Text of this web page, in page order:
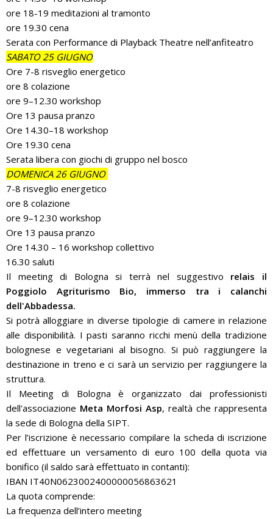
ore 18-19 meditazioni al tramonto
ore 19.30 cena
Serata con Performance di Playback Theatre nell’anfiteatro
SABATO 25 GIUGNO
Ore 7-8 risveglio energetico
ore 8 colazione
ore 9–12.30 workshop
Ore 13 pausa pranzo
Ore 14.30–18 workshop
Ore 19.30 cena
Serata libera con giochi di gruppo nel bosco
DOMENICA 26 GIUGNO
7-8 risveglio energetico
ore 8 colazione
ore 9–12.30 workshop
Ore 13 pausa pranzo
Ore 14.30 – 16 workshop collettivo
16.30 saluti
Il meeting di Bologna si terrà nel suggestivo relais il
Poggiolo Agriturismo Bio, immerso tra i calanchi
dell'Abbadessa.
Si potrà alloggiare in diverse tipologie di camere in relazione
alle disponibilità. I pasti saranno ricchi menù della tradizione
bolognese e vegetariani al bisogno. Si può raggiungere la
destinazione in treno e ci sarà un servizio per raggiungere la
struttura.
Il Meeting di Bologna è organizzato dai professionisti
dell'associazione Meta Morfosi Asp, realtà che rappresenta
la sede di Bologna della SIPT.
Per l’iscrizione è necessario compilare la scheda di iscrizione
ed effettuare un versamento di euro 100 della quota via
bonifico (il saldo sarà effettuato in contanti):
IBAN IT40N0623002400000056863621
La quota comprende:
La frequenza dell’intero meeting